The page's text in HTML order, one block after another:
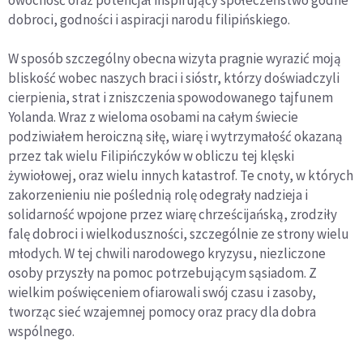
dobroci, godności i aspiracji narodu filipińskiego.
W sposób szczególny obecna wizyta pragnie wyrazić moją
bliskość wobec naszych braci i sióstr, którzy doświadczyli
cierpienia, strat i zniszczenia spowodowanego tajfunem
Yolanda. Wraz z wieloma osobami na całym świecie
podziwiałem heroiczną siłę, wiarę i wytrzymałość okazaną
przez tak wielu Filipińczyków w obliczu tej klęski
żywiołowej, oraz wielu innych katastrof. Te cnoty, w których
zakorzenieniu nie poślednią rolę odegrały nadzieja i
solidarność wpojone przez wiarę chrześcijańską, zrodziły
falę dobroci i wielkoduszności, szczególnie ze strony wielu
młodych. W tej chwili narodowego kryzysu, niezliczone
osoby przyszły na pomoc potrzebującym sąsiadom. Z
wielkim poświęceniem ofiarowali swój czasu i zasoby,
tworząc sieć wzajemnej pomocy oraz pracy dla dobra
wspólnego.